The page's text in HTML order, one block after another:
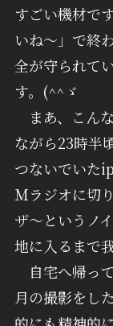
すごい機材で
いね～」で終
全が守られて
す。(^^ゞ
まあ、こん
ながら23時半
つないでいた
Ｍラジオに切
ザ～というノ
地に入るまで
自宅へ帰っ
月の撮影をし